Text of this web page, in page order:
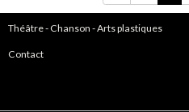
Théâtre-Chanson -Arts plastiques
Contact